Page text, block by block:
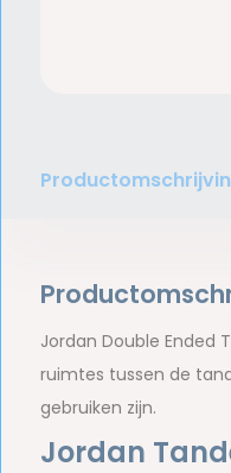
Jordan Double Ended
ruimtes tussen de
gebruiken zijn.
Jordan